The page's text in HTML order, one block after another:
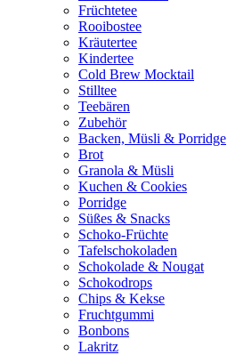
Früchtetee
Rooibostee
Kräutertee
Kindertee
Cold Brew Mocktail
Stilltee
Teebären
Zubehör
Backen, Müsli & Porridge
Brot
Granola & Müsli
Kuchen & Cookies
Porridge
Süßes & Snacks
Schoko-Früchte
Tafelschokoladen
Schokolade & Nougat
Schokodrops
Chips & Kekse
Fruchtgummi
Bonbons
Lakritz